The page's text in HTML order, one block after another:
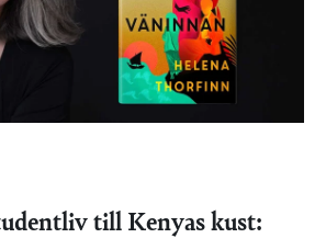
till Kenyas kust: